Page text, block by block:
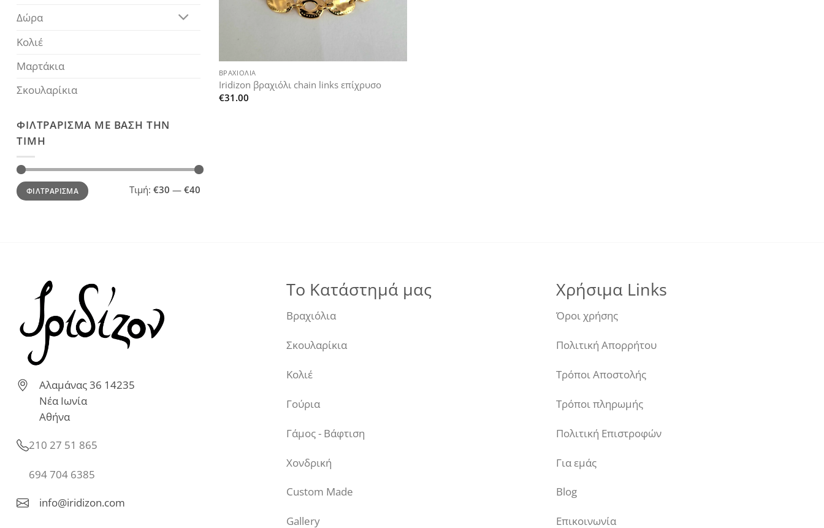
Δώρα
Κολιέ
Μαρτάκια
Σκουλαρίκια
ΦΙΛΤΡΆΡΙΣΜΑ ΜΕ ΒΆΣΗ ΤΗΝ
ΤΙΜΉ
Ελάχιστη
τιμή
Μέγιστη
τιμήΦΙΛΤΡΆΡΙΣΜΑ Τιμή: €30 — €40
ΒΡΑΧΙΌΛΙΑ
Iridizon βραχιόλι chain links επίχρυσο
€31.00
Αλαμάνας 36 14235
Νέα Ιωνία
Αθήνα
210 27 51 865
694 704 6385
info@iridizon.com
Το Κατάστημά μας
Βραχιόλια
Σκουλαρίκια
Κολιέ
Γούρια
Γάμος - Βάφτιση
Χονδρική
Custom Made
Gallery
Χρήσιμα Links
Όροι χρήσης
Πολιτική Απορρήτου
Τρόποι Αποστολής
Τρόποι πληρωμής
Πολιτική Επιστροφών
Για εμάς
Blog
Επικοινωνία